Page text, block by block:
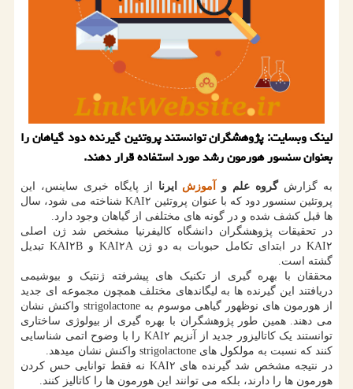
لینک وبسایت: پژوهشگران توانستند پروتئین گیرنده دود گیاهان را
بعنوان سنسور هورمون رشد مورد استفاده قرار دهند.
به گزارشگروه علم و آموزش ایرنا از پایگاه خبری ساینس، این
پروتئین سنسور دود که با عنوان پروتئین KAI۲ شناخته می شود، سال
ها قبل کشف شده و در گونه های مختلفی از گیاهان وجود دارد.
در تحقیقات پژوهشگران دانشگاه کالیفرنیا مشخص شد ژن اصلی
KAI۲ در ابتدای تکامل حبوبات به دو ژن KAI۲A و KAI۲B تبدیل
گشته است.
محققان با بهره گیری از تکنیک های پیشرفته ژنتیک و بیوشیمی
دریافتند این گیرنده ها به لیگاندهای مختلف همچون مجموعه ای جدید
از هورمون های نوظهور گیاهی موسوم به strigolactone واکنش نشان
می دهند. همین طور پژوهشگران با بهره گیری از بیولوژی ساختاری
توانستند یک کاتالیزور جدید از آنزیم KAI۲ را با وضوح اتمی شناسایی
کنند که نسبت به مولکول های strigolactone واکنش نشان میدهد.
در نتیجه مشخص شد گیرنده های KAI۲ نه فقط توانایی حس کردن
هورمون ها را دارند، بلکه می توانند این هورمون ها را کاتالیز کنند.